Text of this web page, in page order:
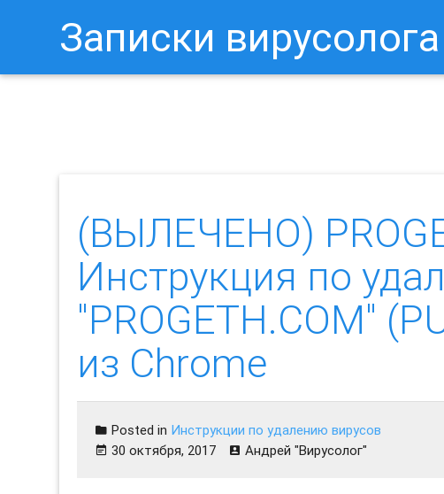
Записки вирусолога
(ВЫЛЕЧЕНО)
Инструкция по
"PROGETH.COM"
из Chrome
Posted in Инструкции по удалению вирусов
30 октября, 2017
Андрей "Вирусолог"